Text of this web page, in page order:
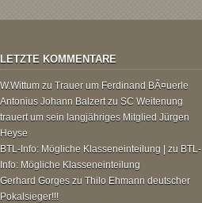
LETZTE KOMMENTARE
W.Wittum zu Trauer um Ferdinand BÃ¤uerle
Antonius Johann Balzertzu SC Weitenung
trauert um sein langjähriges Mitglied Jürgen
Heyse
BTL-Info: Mögliche Klasseneinteilung | zu BTL-
Info: Mögliche Klasseneinteilung
Gerhard Gorges zu Thilo Ehmann deutscher
Pokalsieger!!!